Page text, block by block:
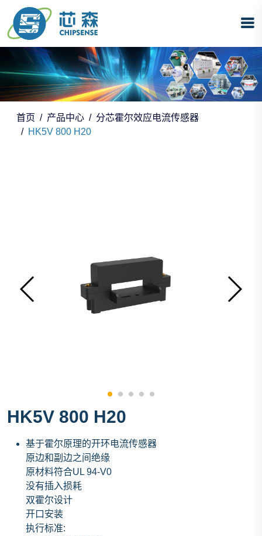
首页 产品中心
分芯霍尔效应电流传感器
HK5V 800 H20
HK5V 800 H20
基于霍尔原理的开环电流传感器
原边和副边之间绝缘
原材料符合UL 94-V0
没有插入损耗
双霍尔设计
开口安装
执行标准: